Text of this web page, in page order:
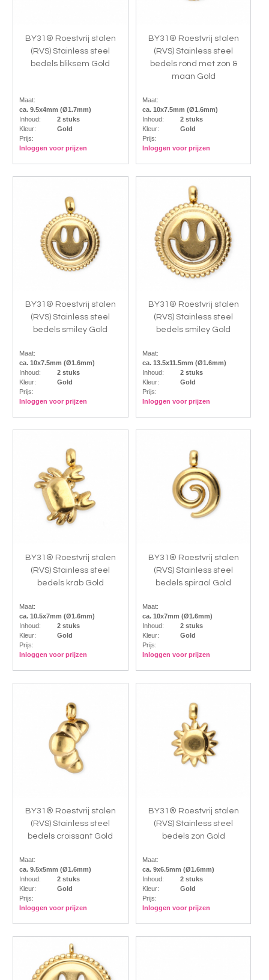
BY31® Roestvrij stalen
(RVS) Stainless steel
bedels bliksem Gold
Maat:
ca. 9.5x4mm (Ø1.7mm)
Inhoud:
2 stuks
Kleur:
Gold
Prijs:
Inloggen voor prijzen
BY31® Roestvrij stalen
(RVS) Stainless steel
bedels rond met zon &
maan Gold
Maat:
ca. 10x7.5mm (Ø1.6mm)
Inhoud:
2 stuks
Kleur:
Gold
Prijs:
Inloggen voor prijzen
BY31® Roestvrij stalen
(RVS) Stainless steel
bedels smiley Gold
Maat:
ca. 10x7.5mm (Ø1.6mm)
Inhoud:
2 stuks
Kleur:
Gold
Prijs:
Inloggen voor prijzen
BY31® Roestvrij stalen
(RVS) Stainless steel
bedels smiley Gold
Maat:
ca. 13.5x11.5mm (Ø1.6mm)
Inhoud:
2 stuks
Kleur:
Gold
Prijs:
Inloggen voor prijzen
BY31® Roestvrij stalen
(RVS) Stainless steel
bedels krab Gold
Maat:
ca. 10.5x7mm (Ø1.6mm)
Inhoud:
2 stuks
Kleur:
Gold
Prijs:
Inloggen voor prijzen
BY31® Roestvrij stalen
(RVS) Stainless steel
bedels spiraal Gold
Maat:
ca. 10x7mm (Ø1.6mm)
Inhoud:
2 stuks
Kleur:
Gold
Prijs:
Inloggen voor prijzen
BY31® Roestvrij stalen
(RVS) Stainless steel
bedels croissant Gold
Maat:
ca. 9.5x5mm (Ø1.6mm)
Inhoud:
2 stuks
Kleur:
Gold
Prijs:
Inloggen voor prijzen
BY31® Roestvrij stalen
(RVS) Stainless steel
bedels zon Gold
Maat:
ca. 9x6.5mm (Ø1.6mm)
Inhoud:
2 stuks
Kleur:
Gold
Prijs:
Inloggen voor prijzen